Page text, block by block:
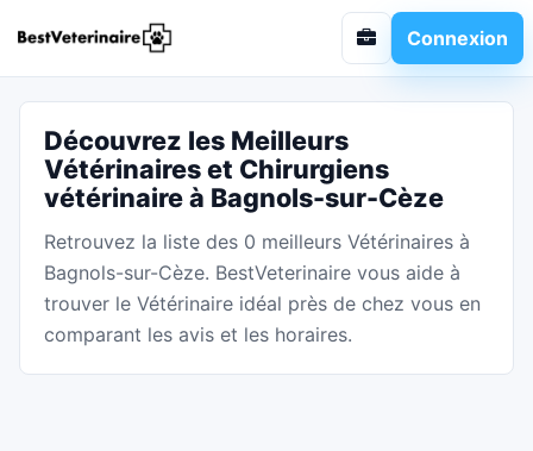
Connexion
Découvrez les Meilleurs
Vétérinaires et Chirurgiens
vétérinaire à Bagnols-sur-Cèze
Retrouvez la liste des 0 meilleurs Vétérinaires à
Bagnols-sur-Cèze. BestVeterinaire vous aide à
trouver le Vétérinaire idéal près de chez vous en
comparant les avis et les horaires.